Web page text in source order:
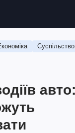
Суспільство